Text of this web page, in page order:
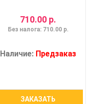
710.00 р.
Без налога: 710.00 р.
Наличие: Предзаказ
ЗАКАЗАТЬ